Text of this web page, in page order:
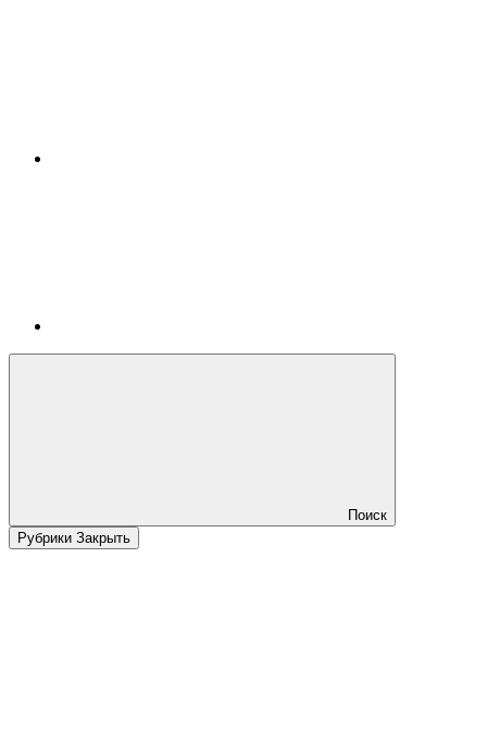
Поиск
Рубрики Закрыть